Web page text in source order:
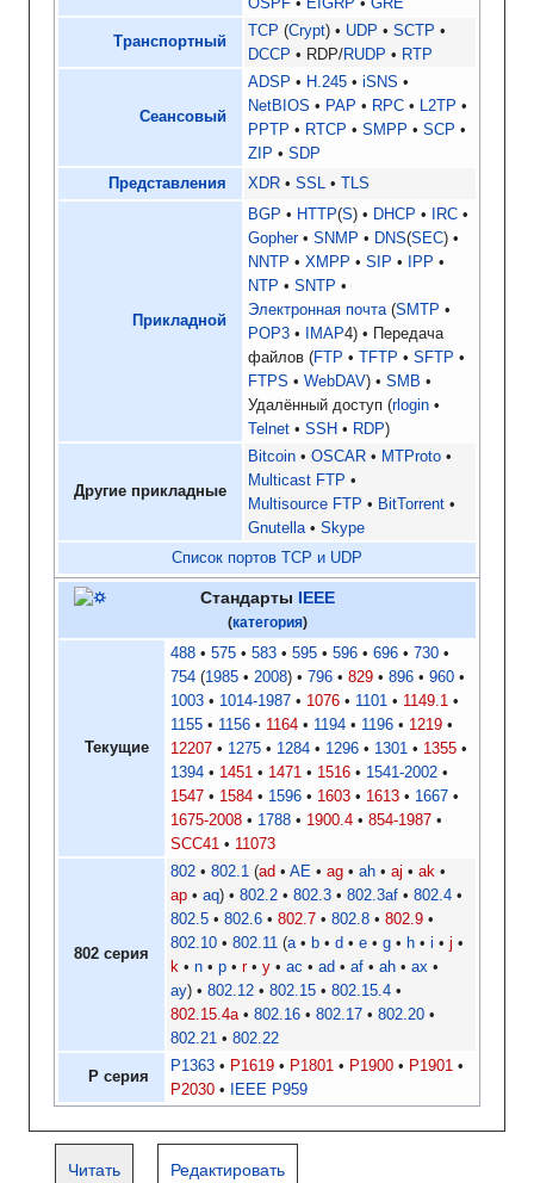
OSPF
EIGRP GRE
Транспортный
TCP (Crypt) UDP
SCTP
DCCP
RDP/RUDP RTP
Сеансовый
ADSP H.245
iSNS
NetBIOS
PAP RPC
L2TP
PPTP
RTCP SMPP
SCP
ZIP
SDP
Представления
XDR SSL TLS
Прикладной
BGP HTTP(S) DHCP
IRC
Gopher
SNMP DNS(SEC)
NNTP
XMPP SIP
IPP
NTP
SNTP
Электронная почта SMTP
POP3
IMAP4
Передача
файлов FTP TFTP
SFTP
FTPS
WebDAV
SMB
Удалённый доступ rlogin
Telnet
SSH RDP
Другие прикладные
Bitcoin OSCAR
MTProto
Multicast FTP
Multisource FTP
BitTorrent
Gnutella
Skype
Список портов TCP и UDP
Стандарты IEEE
(категория)
Текущие
488 575 583 595 596 696
730
754
1985 2008 796 829 896
960
1003
1014-1987 1076 1101
1149.1
1155
1156 1164 1194 1196
1219
12207
1275 1284 1296 1301
1355
1394
1451 1471 1516
1541-2002
1547
1584 1596 1603 1613
1667
1675-2008
1788 1900.4
854-1987
SCC41
11073
802 серия
802 802.1 ad AE ag ah aj
ak
ap
aq 802.2 802.3 802.3af
802.4
802.5
802.6 802.7 802.8
802.9
802.10
802.11 a b d e g h i
j
k
n p r y ac ad af ah
ax
ay
802.12 802.15
802.15.4
802.15.4a
802.16 802.17
802.20
802.21
802.22
P серия
P1363 P1619 P1801 P1900
P1901
P2030
IEEE P959
Читать Редактировать